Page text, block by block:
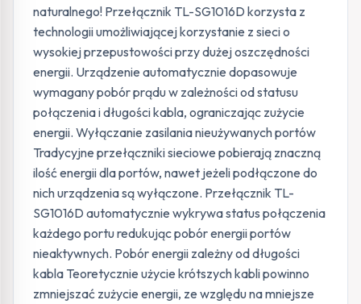
naturalnego! Przełącznik TL-SG1016D korzysta z
technologii umożliwiającej korzystanie z sieci o
wysokiej przepustowości przy dużej oszczędności
energii. Urządzenie automatycznie dopasowuje
wymagany pobór prądu w zależności od statusu
połączenia i długości kabla, ograniczając zużycie
energii. Wyłączanie zasilania nieużywanych portów
Tradycyjne przełączniki sieciowe pobierają znaczną
ilość energii dla portów, nawet jeżeli podłączone do
nich urządzenia są wyłączone. Przełącznik TL-
SG1016D automatycznie wykrywa status połączenia
każdego portu redukując pobór energii portów
nieaktywnych. Pobór energii zależny od długości
kabla Teoretycznie użycie krótszych kabli powinno
zmniejszać zużycie energii, ze względu na mniejsze